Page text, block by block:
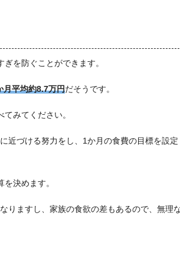
を防ぐことができます。
月平均約8.7万円だそうです。
みてください。
近づける努力をし、1か月の食費の目標を設定
決めます。
りますし、家族の食欲の差もあるので、無理